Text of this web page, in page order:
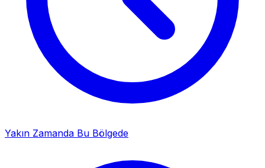
Yakın Zamanda Bu Bölgede